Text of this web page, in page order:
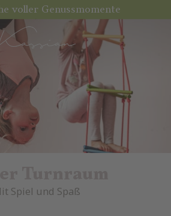
voller Genussmomente
Spiel und Spaß